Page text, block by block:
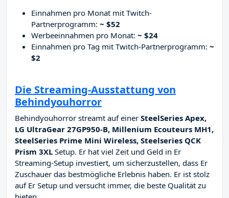
Einnahmen pro Monat mit Twitch-
Partnerprogramm: ~ $52
Werbeeinnahmen pro Monat: ~ $24
Einnahmen pro Tag mit Twitch-Partnerprogramm: ~
$2
Die Streaming-Ausstattung von
Behindyouhorror
Behindyouhorror streamt auf einer SteelSeries Apex,
LG UltraGear 27GP950-B, Millenium Ecouteurs MH1,
SteelSeries Prime Mini Wireless, Steelseries QCK
Prism 3XL Setup. Er hat viel Zeit und Geld in Er
Streaming-Setup investiert, um sicherzustellen, dass Er
Zuschauer das bestmögliche Erlebnis haben. Er ist stolz
auf Er Setup und versucht immer, die beste Qualität zu